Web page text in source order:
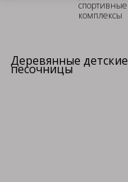
спортивные
комплексы
Деревянные детские
песочницы